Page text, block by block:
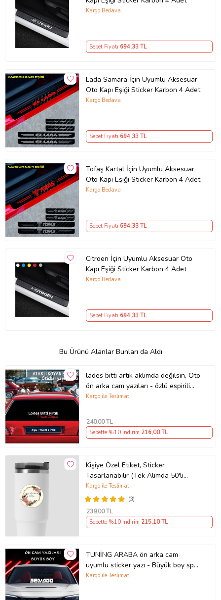
Kargo Bedava
Sepet Fiyatı 694,33 TL
Lada Samara İçin Uyumlu Aksesuar
Oto Kapı Eşiği Sticker Karbon 4 Adet
Kargo Bedava
Sepet Fiyatı 694,33 TL
Tofaş Kartal İçin Uyumlu Aksesuar
Oto Kapı Eşiği Sticker Karbon 4 Adet
Kargo Bedava
Sepet Fiyatı 694,33 TL
Citroen İçin Uyumlu Aksesuar Oto
Kapı Eşiği Sticker Karbon 4 Adet
Kargo Bedava
Sepet Fiyatı 694,33 TL
Bu Ürünü Alanlar Bunları da Aldı
lades bitti artık aklımda değilsin, Oto
ön arka cam yazıları - özlü espirili
komik türkçe koyan sözler
Kargo ile Teslimat
240,00 TL
Sepette %10 İndirim 216,00 TL
Kişiye Özel Etiket, Sticker
Tasarlanabilir (Tek Alımda 50'li
Gönderim Yapılmaktadır)
(3)
Kargo ile Teslimat
239,00 TL
Sepette %10 İndirim 215,10 TL
TUNİNG ARABA ön arka cam
uyumlu sticker yazı - Büyük boy spor
tuning modifiye etiket
Kargo ile Teslimat